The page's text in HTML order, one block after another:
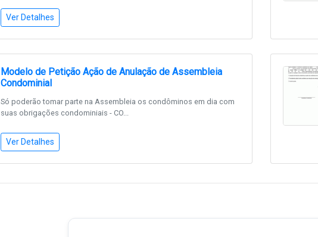
Ver Detalhes
Modelo de Petição Ação de Anulação de Assembleia
Condominial
Só poderão tomar parte na Assembleia os condôminos em dia com
suas obrigações condominiais - CO...
Ver Detalhes